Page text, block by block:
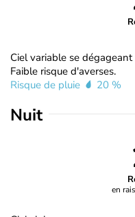
Ciel variable se
Faible risque d'averses.
Risque de pluie
20 %
Nuit
en